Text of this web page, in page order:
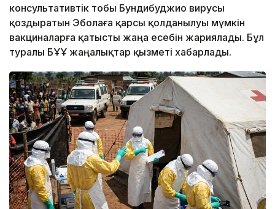
консультативтік тобы Бундибуджио вирусы
қоздыратын Эболаға қарсы қолданылуы мүмкін
вакциналарға қатысты жаңа есебін жариялады. Бұл
туралы БҰҰ жаңалықтар қызметі хабарлады.